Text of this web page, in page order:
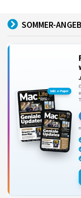
SOMMER-